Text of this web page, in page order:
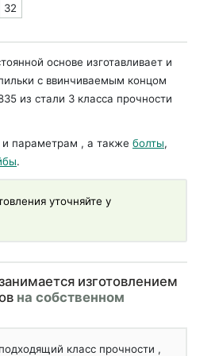
32
основе изготавливает и
с ввинчиваемым концом
из стали 3 класса прочности
и параметрам , а также болты,
.
уточняйте у
изготовлением
на собственном
класс прочности ,